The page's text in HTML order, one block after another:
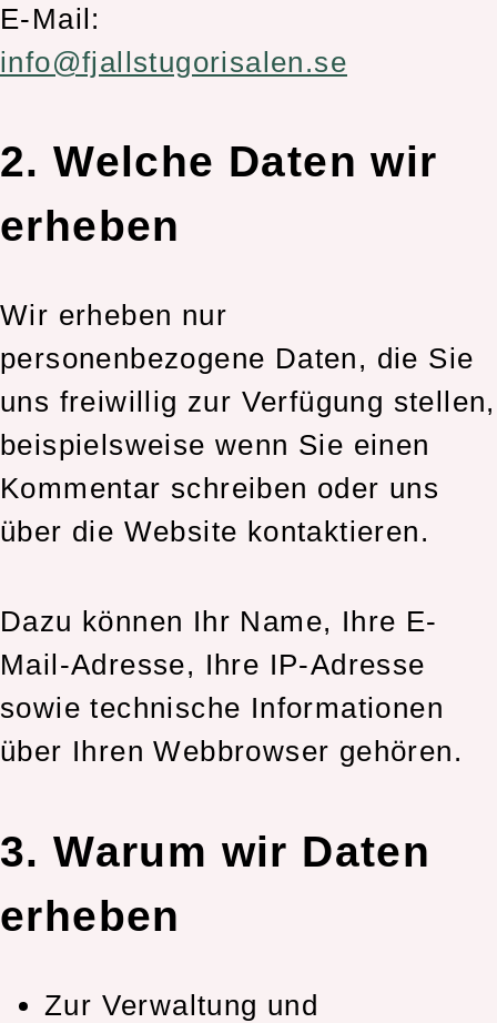
E-Mail:
info@fjallstugorisalen.se
2. Welche Daten wir
erheben
Wir erheben nur
personenbezogene Daten, die Sie
uns freiwillig zur Verfügung stellen,
beispielsweise wenn Sie einen
Kommentar schreiben oder uns
über die Website kontaktieren.
Dazu können Ihr Name, Ihre E-
Mail-Adresse, Ihre IP-Adresse
sowie technische Informationen
über Ihren Webbrowser gehören.
3. Warum wir Daten
erheben
Zur Verwaltung und